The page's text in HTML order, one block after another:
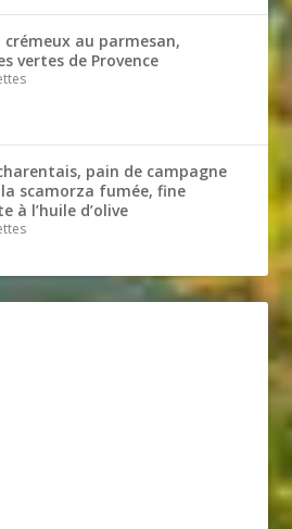
au parmesan,
vertes de Provence
pain de campagne
scamorza fumée, fine
à l’huile d’olive